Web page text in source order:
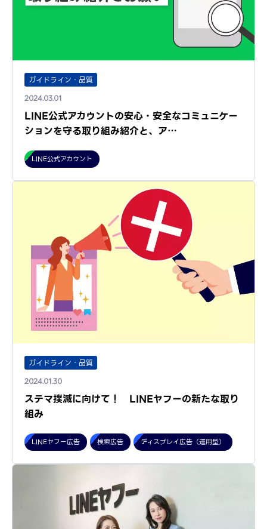
ガイドライン・品質
2024.03.01
LINE公式アカウントの安心・安全なコミュニケー
ションを守る取り組み紹介と、ア…
LINE公式アカウント
ガイドライン・品質
2024.01.30
ステマ撲滅に向けて！ LINEヤフーの新たな取り
組み
LINEヤフー広告 検索広告 ディスプレイ広告（運用型）